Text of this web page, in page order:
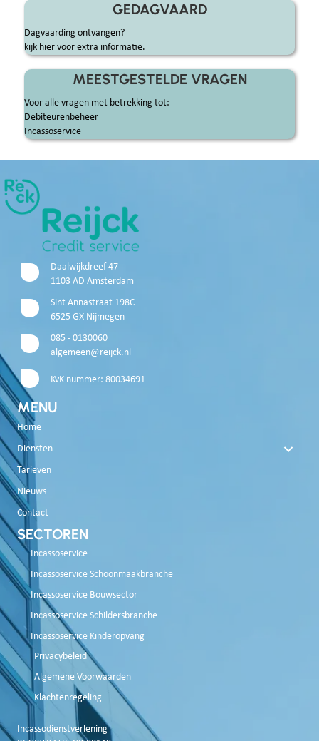
GEDAGVAARD
Dagvaarding ontvangen?
kijk hier voor extra informatie.
MEESTGESTELDE VRAGEN
Voor alle vragen met betrekking tot:
Debiteurenbeheer
Incassoservice
Daalwijkdreef 47
1103 AD Amsterdam
Sint Annastraat 198C
6525 GX Nijmegen
085 - 0130060
algemeen@reijck.nl
KvK nummer: 80034691
MENU
Home
Diensten
Tarieven
Nieuws
Contact
SECTOREN
Incassoservice
Incassoservice Schoonmaakbranche
Incassoservice Bouwsector
Incassoservice Schildersbranche
Incassoservice Kinderopvang
Privacybeleid
Algemene Voorwaarden
Klachtenregeling
Incassodienstverlening